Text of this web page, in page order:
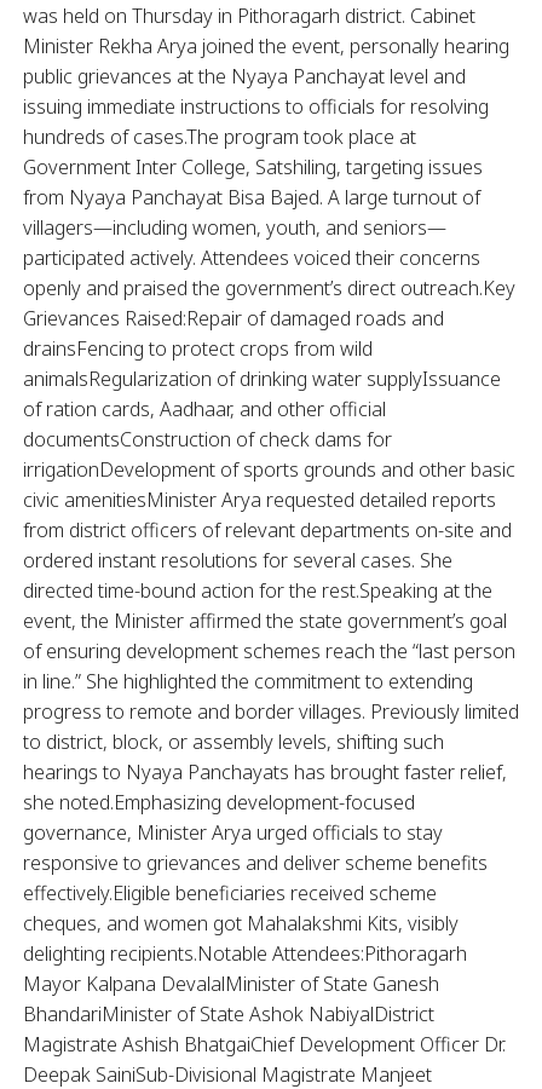
was held on Thursday in Pithoragarh district. Cabinet
Minister Rekha Arya joined the event, personally hearing
public grievances at the Nyaya Panchayat level and
issuing immediate instructions to officials for resolving
hundreds of cases.The program took place at
Government Inter College, Satshiling, targeting issues
from Nyaya Panchayat Bisa Bajed. A large turnout of
villagers—including women, youth, and seniors—
participated actively. Attendees voiced their concerns
openly and praised the government’s direct outreach.Key
Grievances Raised:Repair of damaged roads and
drainsFencing to protect crops from wild
animalsRegularization of drinking water supplyIssuance
of ration cards, Aadhaar, and other official
documentsConstruction of check dams for
irrigationDevelopment of sports grounds and other basic
civic amenitiesMinister Arya requested detailed reports
from district officers of relevant departments on-site and
ordered instant resolutions for several cases. She
directed time-bound action for the rest.Speaking at the
event, the Minister affirmed the state government’s goal
of ensuring development schemes reach the “last person
in line.” She highlighted the commitment to extending
progress to remote and border villages. Previously limited
to district, block, or assembly levels, shifting such
hearings to Nyaya Panchayats has brought faster relief,
she noted.Emphasizing development-focused
governance, Minister Arya urged officials to stay
responsive to grievances and deliver scheme benefits
effectively.Eligible beneficiaries received scheme
cheques, and women got Mahalakshmi Kits, visibly
delighting recipients.Notable Attendees:Pithoragarh
Mayor Kalpana DevalalMinister of State Ganesh
BhandariMinister of State Ashok NabiyalDistrict
Magistrate Ashish BhatgaiChief Development Officer Dr.
Deepak SainiSub-Divisional Magistrate Manjeet